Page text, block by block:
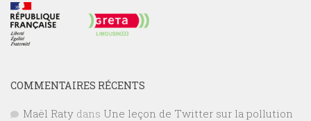
COMMENTAIRES RÉCENTS
Maël Raty dans Une leçon de Twitter sur la pollution